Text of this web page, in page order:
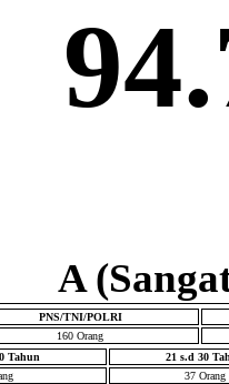
A
PNS/TNI/POLRI
160 Orang
Tahun
21 s.d 30
37 Orang